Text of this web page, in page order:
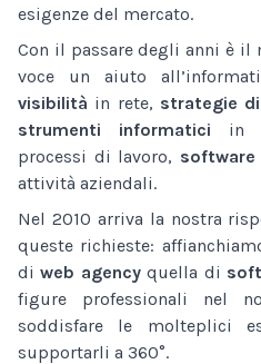
esigenze del mercato.
Con il passare degli anni è il
voce un aiuto
visibilità in rete, strategie
strumenti informatici in
processi di lavoro, software
attività aziendali.
Nel 2010 arriva la nostra
queste richieste:
diweb agencyquella di
figure professionali nel
soddisfare le molteplici
supportarli a 360°.